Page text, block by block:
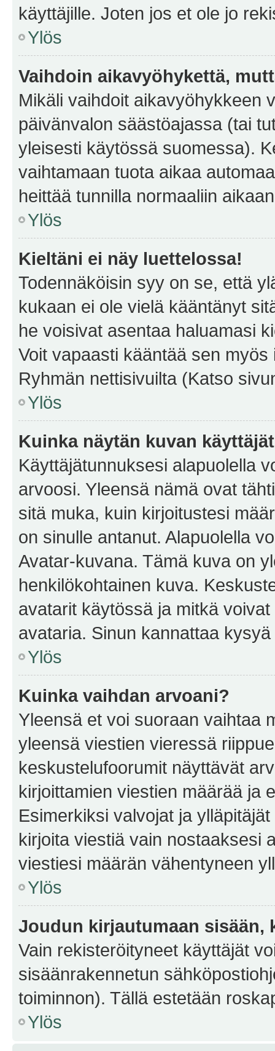
käyttäjille. Joten jos et ole jo
Ylös
Vaihdoin aikavyöhykettä,
Mikäli vaihdoit aikavyöhykkeen
päivänvalon säästöajassa (tai
yleisesti käytössä suomessa).
vaihtamaan tuota aikaa
heittää tunnilla normaaliin
Ylös
Kieltäni ei näy luettelossa!
Todennäköisin syy on se, että
kukaan ei ole vielä kääntänyt
he voisivat asentaa haluamasi
Voit vapaasti kääntää sen
Ryhmän nettisivuilta (Katso
Ylös
Kuinka näytän kuvan
Käyttäjätunnuksesi alapuolella
arvoosi. Yleensä nämä ovat
sitä muka, kuin kirjoitustesi
on sinulle antanut. Alapuolella
Avatar-kuvana. Tämä kuva on
henkilökohtainen kuva.
avatarit käytössä ja mitkä
avataria. Sinun kannattaa
Ylös
Kuinka vaihdan arvoani?
Yleensä et voi suoraan vaihtaa
yleensä viestien vieressä
keskustelufoorumit näyttävät
kirjoittamien viestien määrää ja
Esimerkiksi valvojat ja
kirjoita viestiä vain nostaaksesi
viestiesi määrän vähentyneen
Ylös
Joudun kirjautumaan sisään,
Vain rekisteröityneet käyttäjät
sisäänrakennetun
toiminnon). Tällä estetään
Ylös